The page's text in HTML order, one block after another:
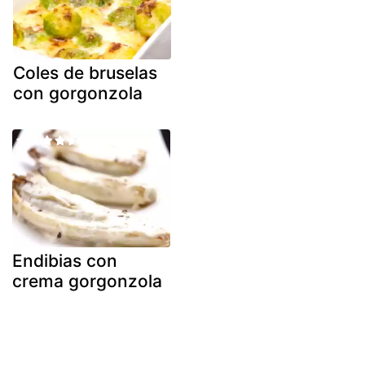
Coles de bruselas
con gorgonzola
Endibias con
crema gorgonzola